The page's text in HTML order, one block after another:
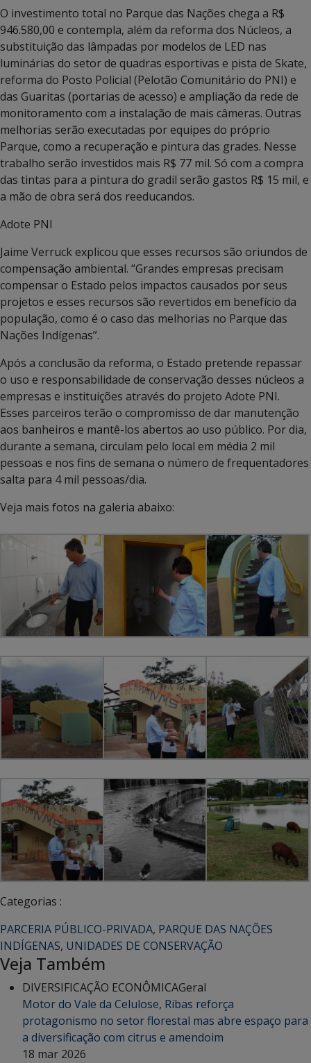
O investimento total no Parque das Nações chega a R$
946.580,00 e contempla, além da reforma dos Núcleos, a
substituição das lâmpadas por modelos de LED nas
luminárias do setor de quadras esportivas e pista de Skate,
reforma do Posto Policial (Pelotão Comunitário do PNI) e
das Guaritas (portarias de acesso) e ampliação da rede de
monitoramento com a instalação de mais câmeras. Outras
melhorias serão executadas por equipes do próprio
Parque, como a recuperação e pintura das grades. Nesse
trabalho serão investidos mais R$ 77 mil. Só com a compra
das tintas para a pintura do gradil serão gastos R$ 15 mil, e
a mão de obra será dos reeducandos.
Adote PNI
Jaime Verruck explicou que esses recursos são oriundos de
compensação ambiental. “Grandes empresas precisam
compensar o Estado pelos impactos causados por seus
projetos e esses recursos são revertidos em benefício da
população, como é o caso das melhorias no Parque das
Nações Indígenas”.
Após a conclusão da reforma, o Estado pretende repassar
o uso e responsabilidade de conservação desses núcleos a
empresas e instituições através do projeto Adote PNI.
Esses parceiros terão o compromisso de dar manutenção
aos banheiros e mantê-los abertos ao uso público. Por dia,
durante a semana, circulam pelo local em média 2 mil
pessoas e nos fins de semana o número de frequentadores
salta para 4 mil pessoas/dia.
Veja mais fotos na galeria abaixo:
Categorias :
PARCERIA PÚBLICO-PRIVADA, PARQUE DAS NAÇÕES
INDÍGENAS, UNIDADES DE CONSERVAÇÃO
Veja Também
DIVERSIFICAÇÃO ECONÔMICAGeral
Motor do Vale da Celulose, Ribas reforça
protagonismo no setor florestal mas abre espaço para
a diversificação com citrus e amendoim
18 mar 2026